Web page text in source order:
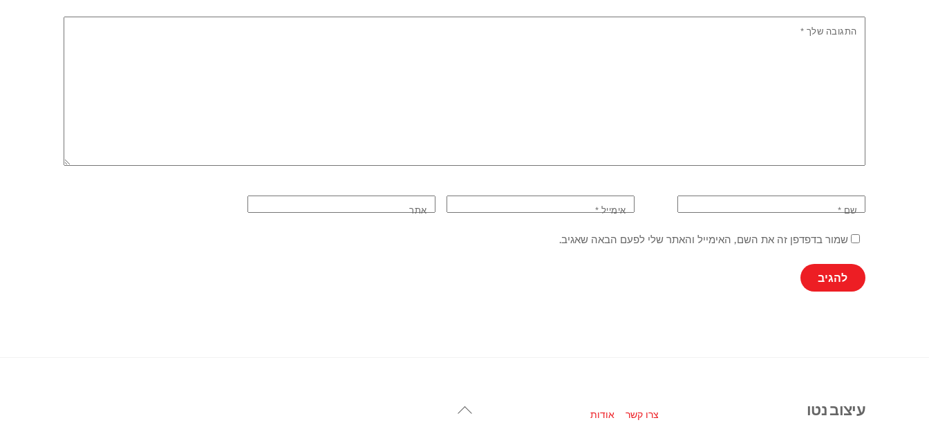
התגובה שלך *
שם* אימייל* אתר
שמור בדפדפן זה את השם, האימייל והאתר שלי לפעם הבאה שאגיב.
Back
עיצוב נטו צרו קשר אודות